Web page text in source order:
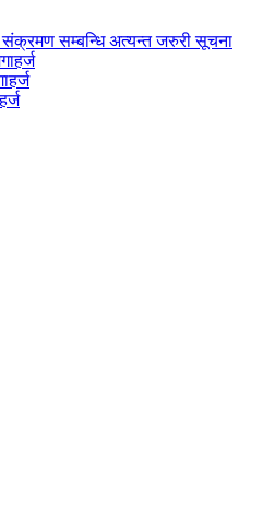
संक्रमण सम्बन्धि अत्यन्त जरुरी सूचना